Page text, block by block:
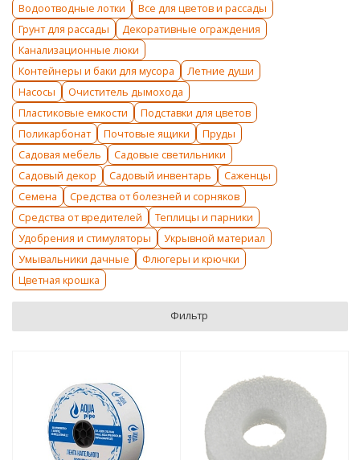
Водоотводные лотки
Все для цветов и рассады
Грунт для рассады
Декоративные ограждения
Канализационные люки
Контейнеры и баки для мусора
Летние души
Насосы
Очиститель дымохода
Пластиковые емкости
Подставки для цветов
Поликарбонат
Почтовые ящики
Пруды
Садовая мебель
Садовые светильники
Садовый декор
Садовый инвентарь
Саженцы
Семена
Средства от болезней и сорняков
Средства от вредителей
Теплицы и парники
Удобрения и стимуляторы
Укрывной материал
Умывальники дачные
Флюгеры и крючки
Цветная крошка
Фильтр